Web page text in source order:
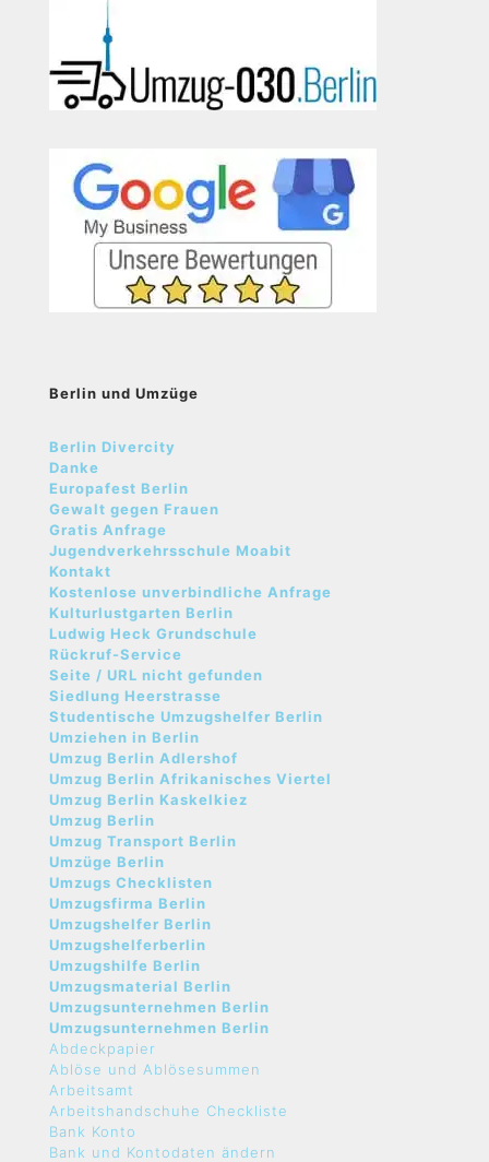
Berlin und Umzüge
Berlin Divercity
Danke
Europafest Berlin
Gewalt gegen Frauen
Gratis Anfrage
Jugendverkehrsschule Moabit
Kontakt
Kostenlose unverbindliche Anfrage
Kulturlustgarten Berlin
Ludwig Heck Grundschule
Rückruf-Service
Seite / URL nicht gefunden
Siedlung Heerstrasse
Studentische Umzugshelfer Berlin
Umziehen in Berlin
Umzug Berlin Adlershof
Umzug Berlin Afrikanisches Viertel
Umzug Berlin Kaskelkiez
Umzug Berlin
Umzug Transport Berlin
Umzüge Berlin
Umzugs Checklisten
Umzugsfirma Berlin
Umzugshelfer Berlin
Umzugshelferberlin
Umzugshilfe Berlin
Umzugsmaterial Berlin
Umzugsunternehmen Berlin
Umzugsunternehmen Berlin
Abdeckpapier
Ablöse und Ablösesummen
Arbeitsamt
Arbeitshandschuhe Checkliste
Bank Konto
Bank und Kontodaten ändern